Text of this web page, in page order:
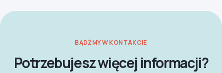
BĄDŹMY W KONTAKCIE
Potrzebujesz więcej informacji?